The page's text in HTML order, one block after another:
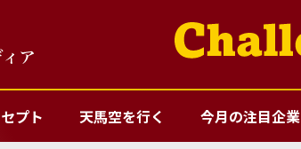
プト 天馬空を行く 今月の注目企業